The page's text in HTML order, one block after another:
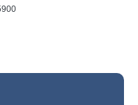
geral Zona Oeste
de cozinha Jardim